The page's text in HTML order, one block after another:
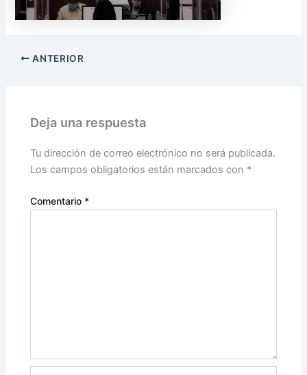
ANTERIOR
Deja una respuesta
Tu dirección de correo electrónico no será publicada.
Los campos obligatorios están marcados con *
Comentario *